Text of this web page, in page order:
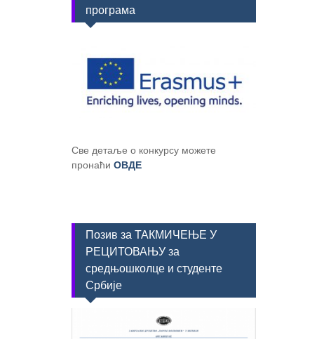
програма
Све детаље о конкурсу можете
пронаћи ОВДЕ
Позив за ТАКМИЧЕЊЕ У
РЕЦИТОВАЊУ за
средњошколце и студенте
Србије